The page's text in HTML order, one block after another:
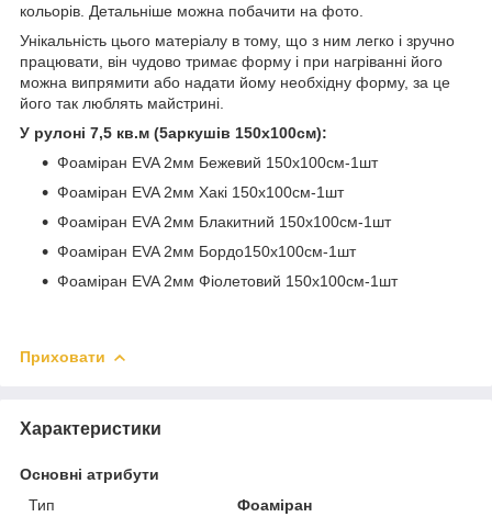
кольорів. Детальніше можна побачити на фото.
Унікальність цього матеріалу в тому, що з ним легко і зручно
працювати, він чудово тримає форму і при нагріванні його
можна випрямити або надати йому необхідну форму, за це
його так люблять майстрині.
У рулоні 7,5 кв.м (5аркушів 150х100см):
Фоаміран EVA 2мм Бежевий 150х100см-1шт
Фоаміран EVA 2мм Хакі 150х100см-1шт
Фоаміран EVA 2мм Блакитний 150х100см-1шт
Фоаміран EVA 2мм Бордо150х100см-1шт
Фоаміран EVA 2мм Фіолетовий 150х100см-1шт
Приховати
Характеристики
Основні атрибути
Тип
Фоаміран